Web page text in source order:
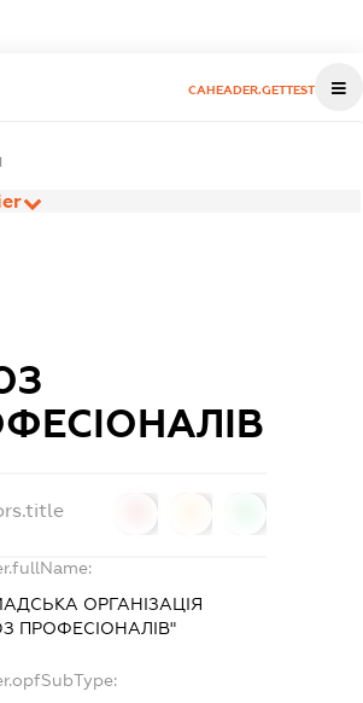
CAHEADER.GETTEST
ОРГАНІЗАЦІЯ
ПРОФЕСІОНАЛІВ"